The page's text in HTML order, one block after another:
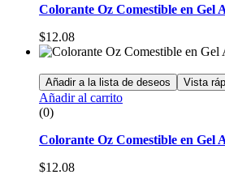
Colorante Oz Comestible en Gel
$12.08
Añadir a la lista de deseos Vista
Añadir al carrito
(0)
Colorante Oz Comestible en Gel
$12.08